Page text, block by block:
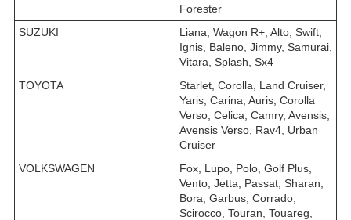
Forester
SUZUKI
Liana, Wagon R+, Alto, Swift,
Ignis, Baleno, Jimmy, Samurai,
Vitara, Splash, Sx4
TOYOTA
Starlet, Corolla, Land Cruiser,
Yaris, Carina, Auris, Corolla
Verso, Celica, Camry, Avensis,
Avensis Verso, Rav4, Urban
Cruiser
VOLKSWAGEN
Fox, Lupo, Polo, Golf Plus,
Vento, Jetta, Passat, Sharan,
Bora, Garbus, Corrado,
Scirocco, Touran, Touareg,